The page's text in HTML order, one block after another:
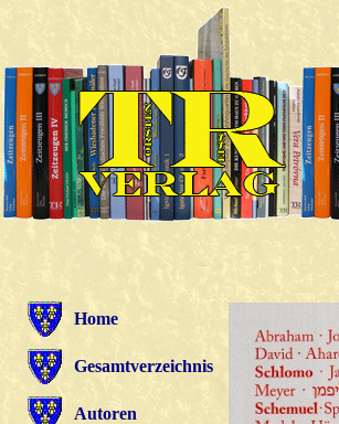
Home
Gesamtverzeichnis
Autoren